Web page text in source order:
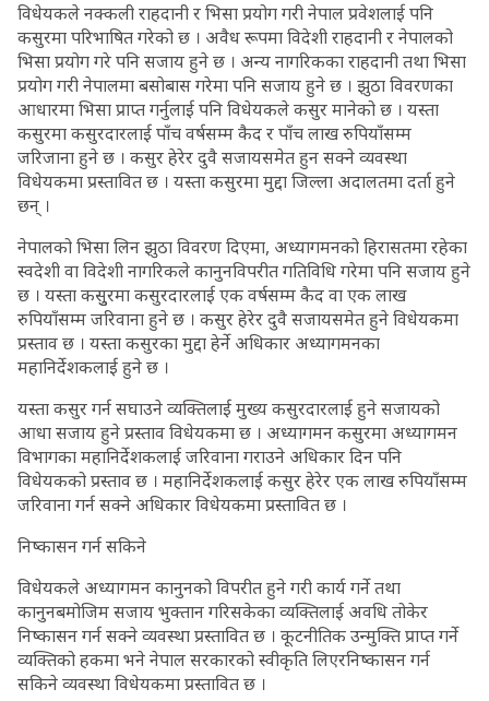
विधेयकले नक्कली राहदानी र भिसा प्रयोग गरी नेपाल प्रवेशलाई पनि
कसुरमा परिभाषित गरेको छ । अवैध रूपमा विदेशी राहदानी र नेपालको
भिसा प्रयोग गरे पनि सजाय हुने छ । अन्य नागरिकका राहदानी तथा भिसा
प्रयोग गरी नेपालमा बसोबास गरेमा पनि सजाय हुने छ । झुठा विवरणका
आधारमा भिसा प्राप्त गर्नुलाई पनि विधेयकले कसुर मानेको छ । यस्ता
कसुरमा कसुरदारलाई पाँच वर्षसम्म कैद र पाँच लाख रुपियाँसम्म
जरिजाना हुने छ । कसुर हेरेर दुवै सजायसमेत हुन सक्ने व्यवस्था
विधेयकमा प्रस्तावित छ । यस्ता कसुरमा मुद्दा जिल्ला अदालतमा दर्ता हुने
छन् ।
नेपालको भिसा लिन झुठा विवरण दिएमा, अध्यागमनको हिरासतमा रहेका
स्वदेशी वा विदेशी नागरिकले कानुनविपरीत गतिविधि गरेमा पनि सजाय हुने
छ । यस्ता कसुुरमा कसुरदारलाई एक वर्षसम्म कैद वा एक लाख
रुपियाँसम्म जरिवाना हुने छ । कसुर हेरेर दुवै सजायसमेत हुने विधेयकमा
प्रस्ताव छ । यस्ता कसुरका मुद्दा हेर्ने अधिकार अध्यागमनका
महानिर्देशकलाई हुने छ ।
यस्ता कसुर गर्न सघाउने व्यक्तिलाई मुख्य कसुरदारलाई हुने सजायको
आधा सजाय हुने प्रस्ताव विधेयकमा छ । अध्यागमन कसुरमा अध्यागमन
विभागका महानिर्देशकलाई जरिवाना गराउने अधिकार दिन पनि
विधेयकको प्रस्ताव छ । महानिर्देशकलाई कसुर हेरेर एक लाख रुपियाँसम्म
जरिवाना गर्न सक्ने अधिकार विधेयकमा प्रस्तावित छ ।
निष्कासन गर्न सकिने
विधेयकले अध्यागमन कानुनको विपरीत हुने गरी कार्य गर्ने तथा
कानुनबमोजिम सजाय भुक्तान गरिसकेका व्यक्तिलाई अवधि तोकेर
निष्कासन गर्न सक्ने व्यवस्था प्रस्तावित छ । कूटनीतिक उन्मुक्ति प्राप्त गर्ने
व्यक्तिको हकमा भने नेपाल सरकारको स्वीकृति लिएरनिष्कासन गर्न
सकिने व्यवस्था विधेयकमा प्रस्तावित छ ।